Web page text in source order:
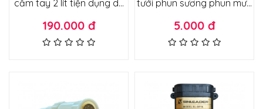
cầm tay 2 lít tiện dụng dễ
độ phun
190.000 đ
tưới phun sương phun mưa
5.000 đ